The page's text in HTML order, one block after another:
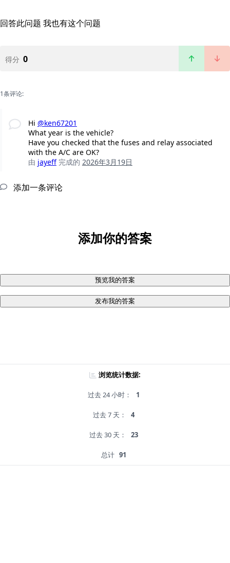
回答此问题 我也有这个问题
得分 0
1条评论:
Hi @ken67201
What year is the vehicle?
Have you checked that the fuses and relay associated
with the A/C are OK?
由 jayeff 完成的 2026年3月19日
添加一条评论
添加你的答案
预览我的答案
发布我的答案
浏览统计数据:
过去 24 小时： 1
过去 7 天： 4
过去 30 天： 23
总计 91